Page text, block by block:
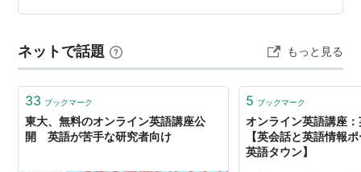
覚えるといいっていつも教えてるんだ」とのこと。 ん
ラグビー用語でcol-leagueって教えてくれた。」 とだけ
でも忘れないようにしたい。 それとpr…
ネットで話題 もっと見る
33 ブックマーク
東大、無料のオンライン英語講座公
開 英語が苦手な研究者向け
5 ブックマーク
オンライン英語講座
【英会話と英語情報
英語タウン】